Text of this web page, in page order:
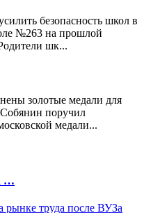
безопасность школ в
№263 на прошлой
шк...
золотые медали для
поручил
медали...
…